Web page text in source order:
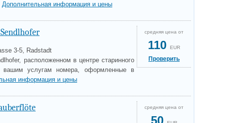
Дополнительная информация и цены
средняя цена от
110 EUR
Проверить
3-5, Radstadt
расположенном в центре старинного
вашим услугам номера, оформленные в
информация и цены
средняя цена от
50